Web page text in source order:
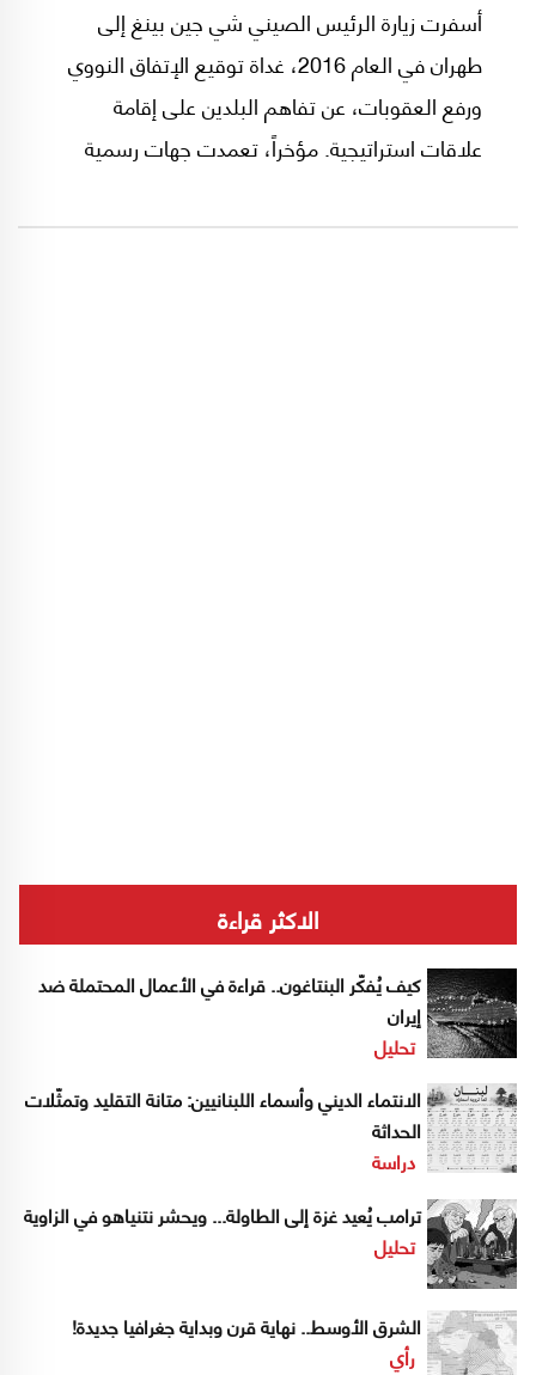
أسفرت زيارة الرئيس الصيني شي جين بينغ إلى
طهران في العام 2016، غداة توقيع الإتفاق النووي
ورفع العقوبات، عن تفاهم البلدين على إقامة
علاقات استراتيجية. مؤخراً، تعمدت جهات رسمية
السرية" لمدة 25 سنة بين الصين وإيران، عبر مواقع
الاكثر قراءة
كيف يُفكّر البنتاغون.. قراءة في الأعمال المحتملة ضد
إيران
تحليل
الانتماء الديني وأسماء اللبنانيين: متانة التقليد وتمثّلات
الحداثة
دراسة
ترامب يُعيد غزة إلى الطاولة... ويحشر نتنياهو في الزاوية
تحليل
الشرق الأوسط.. نهاية قرن وبداية جغرافيا جديدة!
رأي